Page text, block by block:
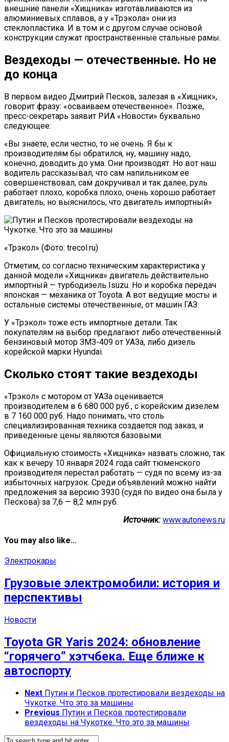
внешние панели «Хищника» изготавливаются из
алюминиевых сплавов, а у «Трэкола» они из
стеклопластика. И в том и с другом случае основой
конструкции служат пространственные стальные рамы.
Вездеходы — отечественные. Но не
до конца
В первом видео Дмитрий Песков, залезая в «Хищник»,
говорит фразу: «осваиваем отечественное». Позже,
пресс-секретарь заявит РИА «Новости» буквально
следующее:
«Вы знаете, если честно, то не очень. Я бы к
производителям бы обратился, ну, машину надо,
конечно, доводить до ума. Они производят. Но вот наш
водитель рассказывал, что сам напильником ее
совершенствовал, сам докручивал и так далее, руль
работает плохо, коробка плохо, очень хорошо работает
двигатель, но выяснилось, что двигатель импортный»
«Трэкол» (Фото: trecol.ru)
Отметим, со согласно техническим характеристика у
данной модели «Хищника» двигатель действительно
импортный — турбодизель Isuzu. Но и коробка передач
японская — механика от Toyota. А вот ведущие мосты и
остальные системы отечественные, от машин ГАЗ.
У «Трэкол» тоже есть импортные детали. Так
покупателям на выбор предлагают либо отечественный
бензиновый мотор ЗМЗ-409 от УАЗа, либо дизель
корейской марки Hyundai.
Сколько стоят такие вездеходы
«Трэкол» с мотором от УАЗа оценивается
производителем в 6 680 000 руб., с корейским дизелем
в 7 160 000 руб. Надо понимать, что столь
специализированная техника создается под заказ, и
приведенные цены являются базовыми.
Официальную стоимость «Хищника» назвать сложно, так
как к вечеру 10 января 2024 года сайт тюменского
производителя перестал работать — судя по всему из-за
избыточных нагрузок. Среди объявлений можно найти
предложения за версию 3930 (судя по видео она была у
Пескова) за 7,6 — 8,2 млн руб.
Источник: www.autonews.ru
You may also like...
Электрокары
Грузовые электромобили: история и
перспективы
Новости
Toyota GR Yaris 2024: обновление
“горячего” хэтчбека. Еще ближе к
автоспорту
Next Путин и Песков протестировали вездеходы на
Чукотке. Что это за машины
Previous Путин и Песков протестировали
вездеходы на Чукотке. Что это за машины